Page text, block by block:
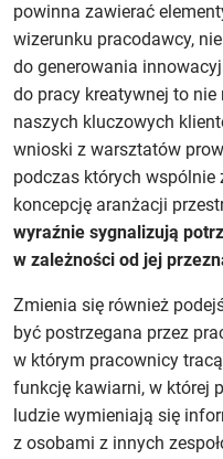
powinna zawierać
wizerunku pracodawcy,
do generowania
do pracy kreatywnej to
naszych kluczowych
wnioski z warsztatów
podczas których
koncepcję aranżacji
wyraźnie sygnalizują
w zależności od jej
Zmienia się również
być postrzegana przez
w którym pracownicy
funkcję kawiarni, w której
ludzie wymieniają się
z osobami z innych